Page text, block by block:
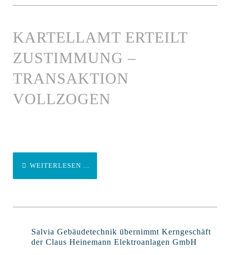
KARTELLAMT ERTEILT
ZUSTIMMUNG –
TRANSAKTION
VOLLZOGEN
WEITERLESEN ...
Salvia Gebäudetechnik übernimmt Kerngeschäft
der Claus Heinemann Elektroanlagen GmbH